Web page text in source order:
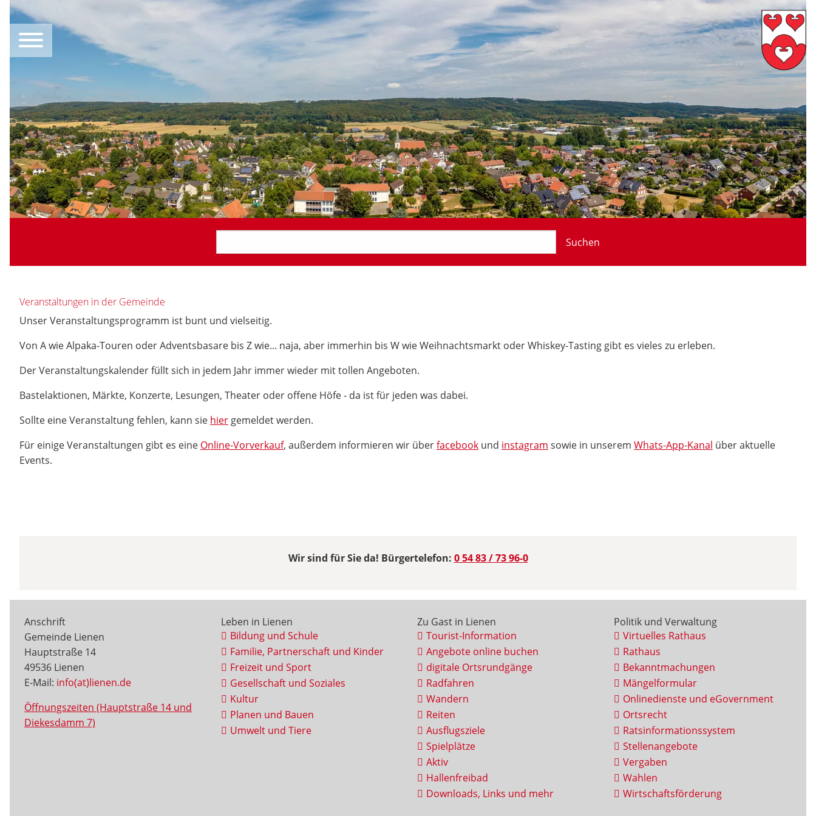
Suchen
Veranstaltungen in der Gemeinde
Unser Veranstaltungsprogramm ist bunt und vielseitig.
Von A wie Alpaka-Touren oder Adventsbasare bis Z wie... naja, aber immerhin bis W wie Weihnachtsmarkt oder Whiskey-Tasting gibt es vieles zu erleben.
Der Veranstaltungskalender füllt sich in jedem Jahr immer wieder mit tollen Angeboten.
Bastelaktionen, Märkte, Konzerte, Lesungen, Theater oder offene Höfe - da ist für jeden was dabei.
Sollte eine Veranstaltung fehlen, kann sie hier gemeldet werden.
Für einige Veranstaltungen gibt es eine Online-Vorverkauf, außerdem informieren wir überfacebook und instagram sowie in unserem Whats-App-Kanal über aktuelle
Events.
Wir sind für Sie da! Bürgertelefon: 0 54 83 / 73 96-0
Anschrift
Gemeinde Lienen
Hauptstraße 14
49536 Lienen
E-Mail: info(at)lienen.de
Öffnungszeiten (Hauptstraße 14 und
Diekesdamm 7)
Leben in Lienen
Bildung und Schule
Familie, Partnerschaft und Kinder
Freizeit und Sport
Gesellschaft und Soziales
Kultur
Planen und Bauen
Umwelt und Tiere
Zu Gast in Lienen
Tourist-Information
Angebote online buchen
digitale Ortsrundgänge
Radfahren
Wandern
Reiten
Ausflugsziele
Spielplätze
Aktiv
Hallenfreibad
Downloads, Links und mehr
Politik und Verwaltung
Virtuelles Rathaus
Rathaus
Bekanntmachungen
Mängelformular
Onlinedienste und eGovernment
Ortsrecht
Ratsinformationssystem
Stellenangebote
Vergaben
Wahlen
Wirtschaftsförderung